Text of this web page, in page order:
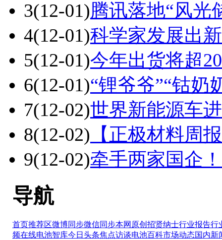
3(12-01)腾讯落地“风光
4(12-01)科学家发展出
5(12-01)今年出货将超
6(12-01)“锂爷爷”“钴奶
7(12-02)世界新能源车
8(12-02) 【正极材料周
9(12-02)牵手两家国企
导航
首页推荐区微博同步微信同步本网原创 招贤纳士行业报告行
频在线电池智库今日头条焦点访谈电池百科市场动态国内新